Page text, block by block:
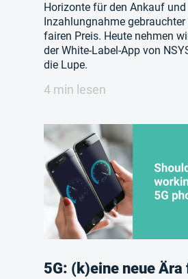
Horizonte für den Ankauf und
Inzahlungnahme gebrauchter
fairen Preis. Heute nehmen
der White-Label-App von
die Lupe.
4 min lesen
5G: (k)eine neue Ära